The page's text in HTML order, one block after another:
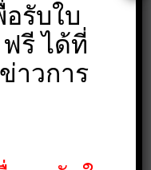
รับใบ
รี ได้ที่
าวการ